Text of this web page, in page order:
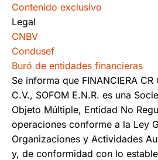
Contenido exclusivo
Legal
CNBV
Condusef
Buró de entidades financieras
Se informa que FINANCIERA CR
C.V., SOFOM E.N.R. es una
Objeto Múltiple, Entidad No
operaciones conforme a la Ley
Organizaciones y Actividades
y, de conformidad con lo